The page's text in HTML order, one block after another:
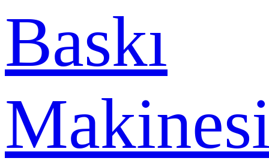
Baskı